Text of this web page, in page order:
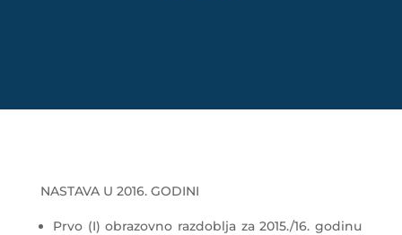
NASTAVA U 2016. GODINI
Prvo (I) obrazovno razdoblja za 2015./16. godinu